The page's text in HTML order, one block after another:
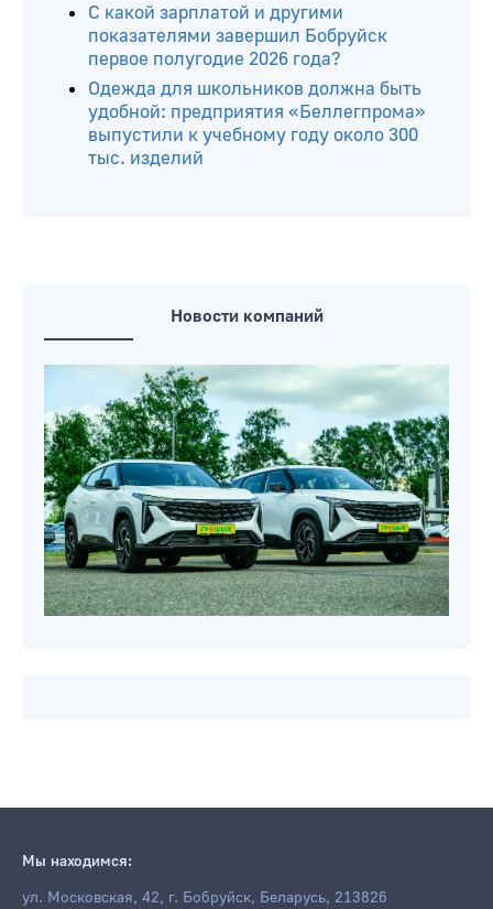
С какой зарплатой и другими
показателями завершил Бобруйск
первое полугодие 2026 года?
Одежда для школьников должна быть
удобной: предприятия «Беллегпрома»
выпустили к учебному году около 300
тыс. изделий
Новости компаний
Мы находимся:
ул. Московская, 42, г. Бобруйск, Беларусь, 213826